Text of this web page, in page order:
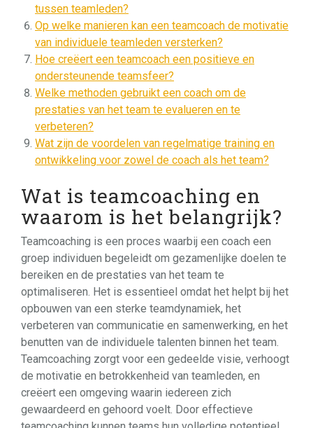
tussen teamleden?
Op welke manieren kan een teamcoach de motivatie
van individuele teamleden versterken?
Hoe creëert een teamcoach een positieve en
ondersteunende teamsfeer?
Welke methoden gebruikt een coach om de
prestaties van het team te evalueren en te
verbeteren?
Wat zijn de voordelen van regelmatige training en
ontwikkeling voor zowel de coach als het team?
Wat is teamcoaching en
waarom is het belangrijk?
Teamcoaching is een proces waarbij een coach een
groep individuen begeleidt om gezamenlijke doelen te
bereiken en de prestaties van het team te
optimaliseren. Het is essentieel omdat het helpt bij het
opbouwen van een sterke teamdynamiek, het
verbeteren van communicatie en samenwerking, en het
benutten van de individuele talenten binnen het team.
Teamcoaching zorgt voor een gedeelde visie, verhoogt
de motivatie en betrokkenheid van teamleden, en
creëert een omgeving waarin iedereen zich
gewaardeerd en gehoord voelt. Door effectieve